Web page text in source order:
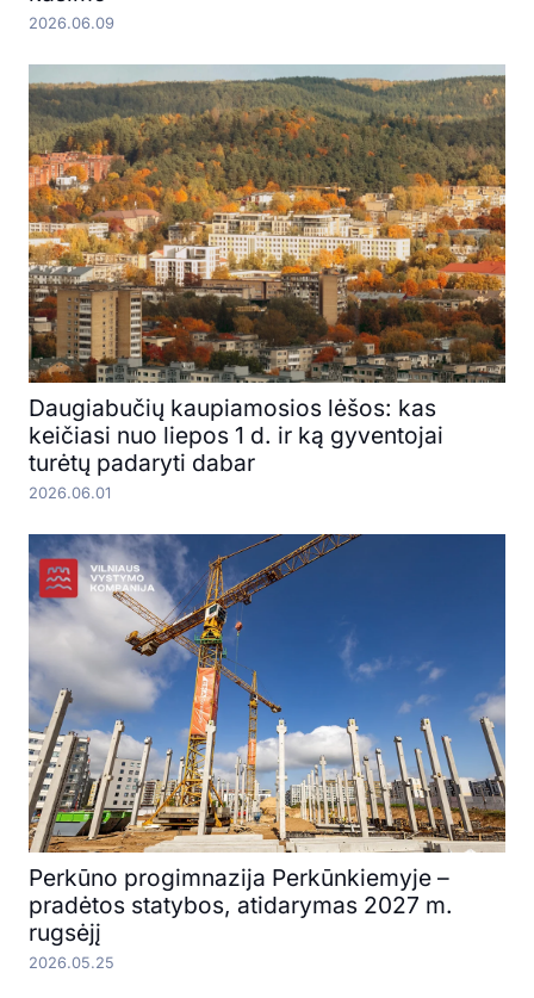
2026.06.09
Daugiabučių kaupiamosios lėšos: kas
keičiasi nuo liepos 1 d. ir ką gyventojai
turėtų padaryti dabar
2026.06.01
Perkūno progimnazija Perkūnkiemyje –
pradėtos statybos, atidarymas 2027 m.
rugsėjį
2026.05.25